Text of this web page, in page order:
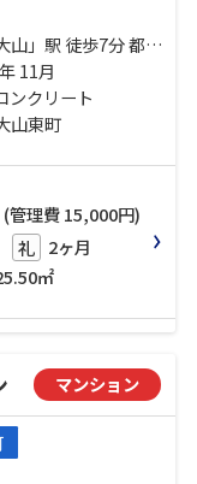
」駅 徒歩7分 都営
所前」駅 徒歩5分
徒歩15分
11月
ンクリート
山東町
(管理費 15,000円)
礼 2ヶ月
㎡
マンション